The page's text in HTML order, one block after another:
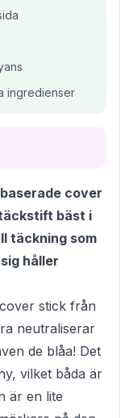
ingredienser
cover
bäst i
täckning som
håller
stick från
neutraliserar
de blåa! Det
vilket båda är
är en lite